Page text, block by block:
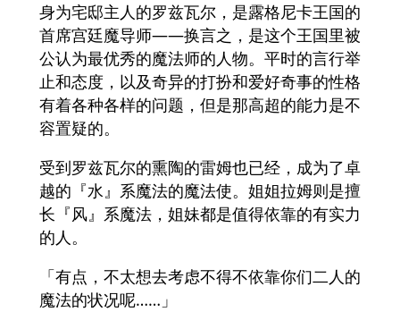
身为宅邸主人的罗兹瓦尔，是露格尼卡王国的
首席宫廷魔导师——换言之，是这个王国里被
公认为最优秀的魔法师的人物。平时的言行举
止和态度，以及奇异的打扮和爱好奇事的性格
有着各种各样的问题，但是那高超的能力是不
容置疑的。
受到罗兹瓦尔的熏陶的雷姆也已经，成为了卓
越的『水』系魔法的魔法使。姐姐拉姆则是擅
长『风』系魔法，姐妹都是值得依靠的有实力
的人。
「有点，不太想去考虑不得不依靠你们二人的
魔法的状况呢……」